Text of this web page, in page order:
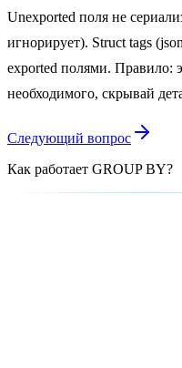
Unexported поля не
игнорирует). Struct tags
exported полями. Правило:
необходимого, скрывай
Следующий вопрос
Как работает GROUP BY?